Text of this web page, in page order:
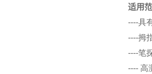
适用
----具
----拇
----笔
---- 高